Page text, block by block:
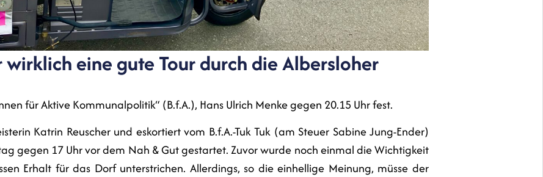
eine gute Tour durch die Albersloher
für Aktive Kommunalpolitik“ (B.f.A.), Hans Ulrich Menke gegen 20.15 Uhr fest.
Katrin Reuscher und eskortiert vom B.f.A.-Tuk Tuk (am Steuer Sabine Jung-Ender)
gegen 17 Uhr vor dem Nah & Gut gestartet. Zuvor wurde noch einmal die Wichtigkeit
Erhalt für das Dorf unterstrichen. Allerdings, so die einhellige Meinung, müsse der